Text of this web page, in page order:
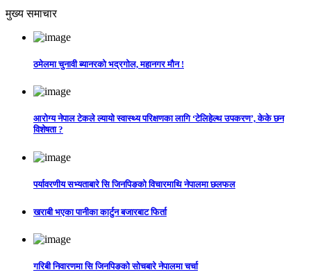
मुख्य समाचार
ठमेलमा चुनावी ब्यानरको भद्रगोल, महानगर मौन !
आरोग्य नेपाल टेकले ल्यायो स्वास्थ्य परिक्षणका लागि ‘टेलिहेल्थ उपकरण’, केके छन
विशेषता ?
पर्यावरणीय सभ्यताबारे सि जिनपिङको विचारमाथि नेपालमा छलफल
खराबी भएका पानीका कार्टुन बजारबाट फिर्ता
गरिबी निवारणमा सि जिनपिङको सोचबारे नेपालमा चर्चा